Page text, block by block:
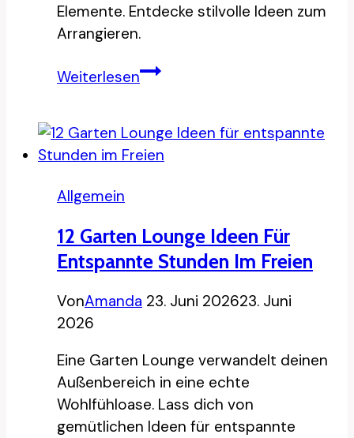
Elemente. Entdecke stilvolle Ideen zum
Arrangieren.
Weiterlesen12
stilvoll
zu
Allgemein
12 Garten Lounge Ideen Für
Entspannte Stunden Im Freien
VonAmanda 23. Juni 202623. Juni
2026
Eine Garten Lounge verwandelt deinen
Außenbereich in eine echte
Wohlfühloase. Lass dich von
gemütlichen Ideen für entspannte